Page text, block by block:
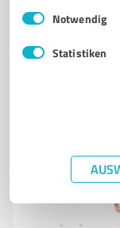
Impressum
Einwilligungsauswahl
Notwendig
Statistiken
Höfestraße,
iamsunflower.de/